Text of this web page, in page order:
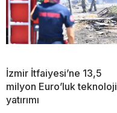
İzmir İtfaiyesi’ne 13,5
milyon Euro’luk teknoloji
yatırımı